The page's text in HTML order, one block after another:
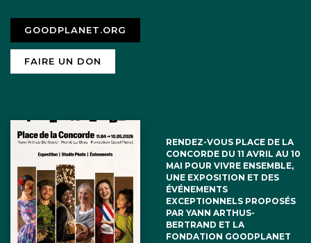
GOODPLANET.ORG
FAIRE UN DON
RENDEZ-VOUS PLACE DE LA
CONCORDE DU 11 AVRIL AU 10
MAI POUR VIVRE ENSEMBLE,
UNE EXPOSITION ET DES
ÉVÉNEMENTS
EXCEPTIONNELS PROPOSÉS
PAR YANN ARTHUS-
BERTRAND ET LA
FONDATION GOODPLANET